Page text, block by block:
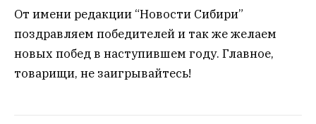
От имени редакции “Новости Сибири”
поздравляем победителей и так же желаем
новых побед в наступившем году. Главное,
товарищи, не заигрывайтесь!